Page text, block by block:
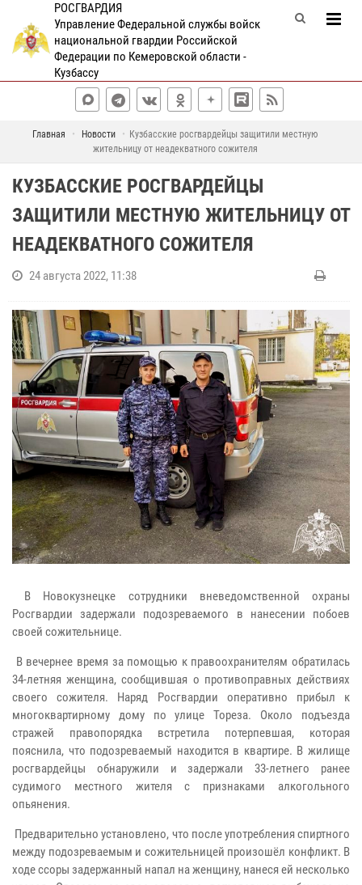
РОСГВАРДИЯ
Управление Федеральной службы войск
национальной гвардии Российской
Федерации по Кемеровской области -
Кузбассу
Главная Новости
Кузбасские росгвардейцы защитили местную
жительницу от неадекватного сожителя
КУЗБАССКИЕ РОСГВАРДЕЙЦЫ
ЗАЩИТИЛИ МЕСТНУЮ ЖИТЕЛЬНИЦУ ОТ
НЕАДЕКВАТНОГО СОЖИТЕЛЯ
24 августа 2022, 11:38
В Новокузнецке сотрудники вневедомственной охраны
Росгвардии задержали подозреваемого в нанесении побоев
своей сожительнице.
В вечернее время за помощью к правоохранителям обратилась
34-летняя женщина, сообщившая о противоправных действиях
своего сожителя. Наряд Росгвардии оперативно прибыл к
многоквартирному дому по улице Тореза. Около подъезда
стражей правопорядка встретила потерпевшая, которая
пояснила, что подозреваемый находится в квартире. В жилище
росгвардейцы обнаружили и задержали 33-летнего ранее
судимого местного жителя с признаками алкогольного
опьянения.
Предварительно установлено, что после употребления спиртного
между подозреваемым и сожительницей произошёл конфликт. В
ходе ссоры задержанный напал на женщину, нанеся ей несколько